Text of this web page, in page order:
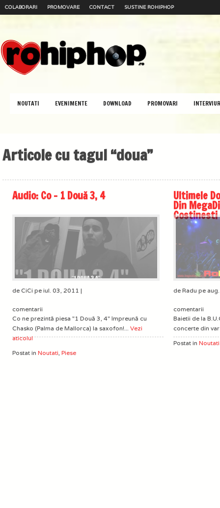
COLABORARI PROMOVARE CONTACT SUSTINE ROHIPHOP
NOUTATI EVENIMENTE DOWNLOAD PROMOVARI
Articole cu tagul “doua”
Audio: Co – 1 Două 3, 4
de CiCi pe iul. 03, 2011 |
comentarii
Co ne prezintă piesa "1 Două 3, 4" împreună cu
Chasko (Palma de Mallorca) la saxofon!... Vezi
aticolul
Postat in Noutati, Piese
Ultimele
Din
Costinesti
de Radu pe
comentarii
Baietii de la
concerte din
Postat in Noutati